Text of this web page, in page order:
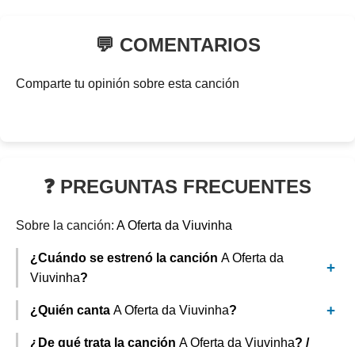
💬 COMENTARIOS
Comparte tu opinión sobre esta canción
❓ PREGUNTAS FRECUENTES
Sobre la canción: A Oferta da Viuvinha
¿Cuándo se estrenó la canción A Oferta da
Viuvinha?
¿Quién canta A Oferta da Viuvinha?
¿De qué trata la canción A Oferta da Viuvinha? /